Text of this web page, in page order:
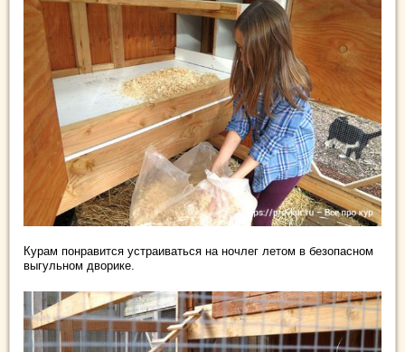
Курам понравится устраиваться на ночлег летом в безопасном
выгульном дворике.